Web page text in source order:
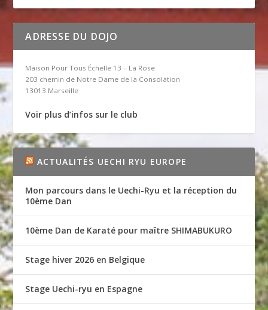
ADRESSE DU DOJO
Maison Pour Tous Échelle 13 – La Rose
203 chemin de Notre Dame de la Consolation
13013 Marseille
Voir plus d’infos sur le club
ACTUALITÉS UECHI RYU EUROPE
Mon parcours dans le Uechi-Ryu et la réception du
10ème Dan
10ème Dan de Karaté pour maître SHIMABUKURO
Stage hiver 2026 en Belgique
Stage Uechi-ryu en Espagne